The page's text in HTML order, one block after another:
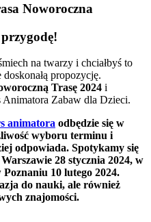
Noworoczna
na twarzy i chciałbyś to
propozycję.
Trasę 2024 i
Animatora Zabaw dla Dzieci.
animatora odbędzie się w
wyboru terminu i
odpowiada. Spotykamy się
28 stycznia 2024, w
10 lutego 2024.
do nauki, ale również
znajomości.